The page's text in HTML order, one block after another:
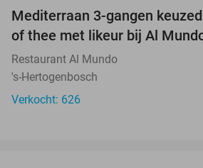
Mediterraan 3-gangen
of thee met likeur bij Al
Restaurant Al Mundo
's-Hertogenbosch
Verkocht: 626